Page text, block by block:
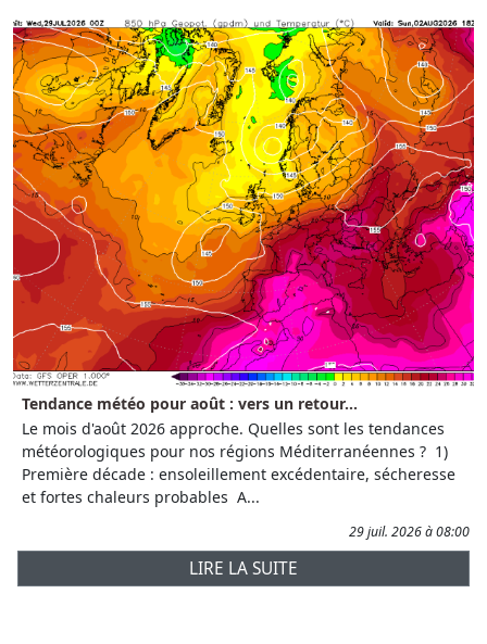
Tendance météo pour août : vers un retour...
Le mois d'août 2026 approche. Quelles sont les tendances
météorologiques pour nos régions Méditerranéennes ? 1)
Première décade : ensoleillement excédentaire, sécheresse
et fortes chaleurs probables A...
29 juil. 2026 à 08:00
LIRE LA SUITE